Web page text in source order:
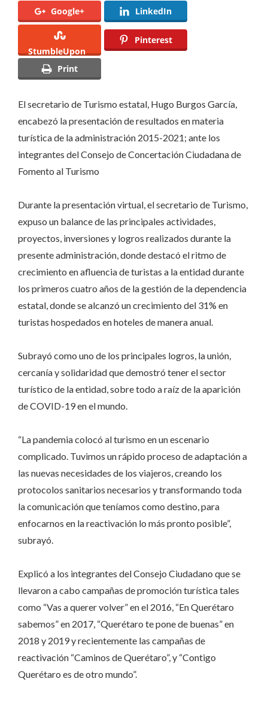
Google+ LinkedIn
StumbleUpon
Pinterest
Print
El secretario de Turismo estatal, Hugo Burgos García,
encabezó la presentación de resultados en materia
turística de la administración 2015-2021; ante los
integrantes del Consejo de Concertación Ciudadana de
Fomento al Turismo
Durante la presentación virtual, el secretario de Turismo,
expuso un balance de las principales actividades,
proyectos, inversiones y logros realizados durante la
presente administración, donde destacó el ritmo de
crecimiento en afluencia de turistas a la entidad durante
los primeros cuatro años de la gestión de la dependencia
estatal, donde se alcanzó un crecimiento del 31% en
turistas hospedados en hoteles de manera anual.
Subrayó como uno de los principales logros, la unión,
cercanía y solidaridad que demostró tener el sector
turístico de la entidad, sobre todo a raíz de la aparición
de COVID-19 en el mundo.
“La pandemia colocó al turismo en un escenario
complicado. Tuvimos un rápido proceso de adaptación a
las nuevas necesidades de los viajeros, creando los
protocolos sanitarios necesarios y transformando toda
la comunicación que teníamos como destino, para
enfocarnos en la reactivación lo más pronto posible”,
subrayó.
Explicó a los integrantes del Consejo Ciudadano que se
llevaron a cabo campañas de promoción turística tales
como “Vas a querer volver” en el 2016, “En Querétaro
sabemos” en 2017, “Querétaro te pone de buenas” en
2018 y 2019 y recientemente las campañas de
reactivación “Caminos de Querétaro”, y “Contigo
Querétaro es de otro mundo”.